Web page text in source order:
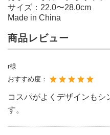
サイズ：22.0〜28.0cm
Made in China
商品レビュー
r様
おすすめ度：
コスパがよくデザインも
す。